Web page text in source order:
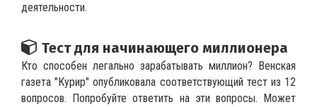
деятельности.
Тест для начинающего миллионера
Кто способен легально зарабатывать миллион? Венская
газета "Курир" опубликовала соответствующий тест из 12
вопросов. Попробуйте ответить на эти вопросы. Может